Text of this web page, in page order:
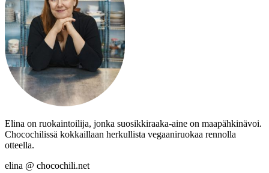
Elina on ruokaintoilija, jonka suosikkiraaka-aine on maapähkinävoi.
Chocochilissä kokkaillaan herkullista vegaaniruokaa rennolla
otteella.
elina @ chocochili.net